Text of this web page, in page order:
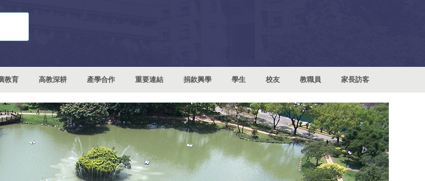
教育 高教深耕 產學合作 重要連結 捐款興學 學生 校友 教職員 家長訪客